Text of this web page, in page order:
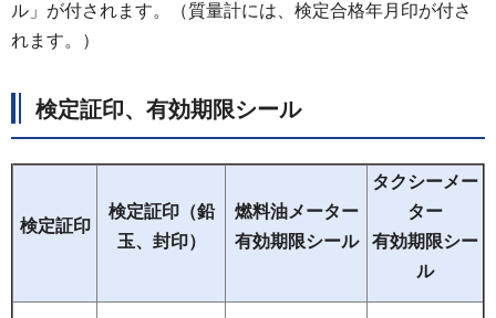
ル」が付されます。（質量計には、検定合格年月印が付さ
れます。）
検定証印、有効期限シール
検定証印
検定証印（鉛
玉、封印）
燃料油メーター
有効期限シール
タクシーメー
ター
有効期限シー
ル